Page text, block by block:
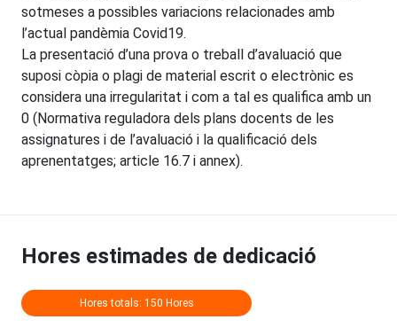
sotmeses a possibles variacions relacionades amb
l’actual pandèmia Covid19.
La presentació d’una prova o treball d’avaluació que
suposi còpia o plagi de material escrit o electrònic es
considera una irregularitat i com a tal es qualifica amb un
0 (Normativa reguladora dels plans docents de les
assignatures i de l’avaluació i la qualificació dels
aprenentatges; article 16.7 i annex).
Hores estimades de dedicació
Hores totals: 150 Hores